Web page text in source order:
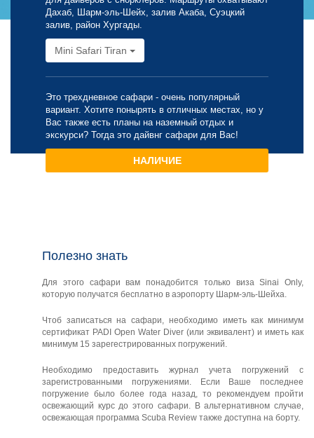
Дахаб, Шарм-эль-Шейх, залив Акаба, Суэцкий
залив, район Хургады.
Mini Safari Tiran
Это трехдневное сафари - очень популярный
вариант. Хотите понырять в отличных местах, но у
Вас также есть планы на наземный отдых и
экскурси? Тогда это дайвнг сафари для Вас!
НАЛИЧИЕ
Полезно знать
Для этого сафари вам понадобится только виза Sinai Only,
которую получатся бесплатно в аэропорту Шарм-эль-Шейха.
Чтоб записаться на сафари, необходимо иметь как минимум
сертификат PADI Open Water Diver (или эквивалент) и иметь как
минимум 15 зарегестрированных погружений.
Необходимо предоставить журнал учета погружений с
зарегистрованными погружениями.
Если Ваше последнее
погружение было более года назад, то рекомендуем пройти
освежающий курс до этого сафари. В альтернативном случае,
освежающая программа Scuba Review также доступна на борту.